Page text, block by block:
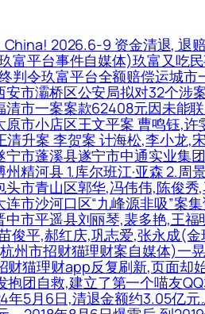
China! 2026.6-9 资金清退, 退
富平台事件自媒体)玖富又吃
判令玖富平台全额赔偿运城
安市灞桥区公安局拟对32个涉
清市一案案款62408元因未能
原市小店区王文平案 曹鸣钰,
清升案 李贺案 计海松,李小龙,
宁市蓬溪县遂宁市中通实业集
州精河县 1.库尔班江·亚森 2.周
头市青山区郭华,冯伟伟,陈俊
连市沙河口区“九峰源非吸”案
中市平遥县刘丽琴,裴多艳,王
俊平,郝红庆,巩志爱,张永成(
州市招财猫理财案自媒体)一
财猫理财app反复刷新,页面却
抱团自救,建立了第一个喵友
年5月6日,清退金额约3.05亿